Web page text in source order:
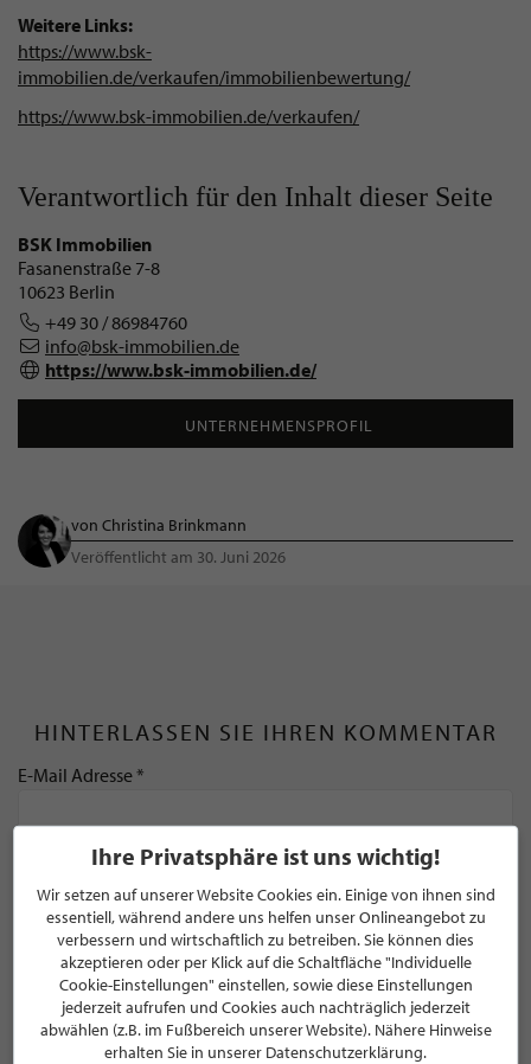
Weitere Links:
https://www.bsk-
immobilien.de/verkaufen/immobilienbewertung/
https://www.bsk-immobilien.de/verkaufen/
Verantwortlich für den Inhalt dieser Seite
BSK Immobilien
Fasanenstraße 7-8
10623 Berlin
+49 30 / 86984760
info@bsk-immobilien.de
https://www.bsk-immobilien.de/
UNTERNEHMENSPROFIL
von Christina Brinkmann
Veröffentlicht am 30. Juni 2026
HINTERLASSEN SIE IHREN KOMMENTAR
E-Mail Adresse *
Kommentar *
Ihre Privatsphäre ist uns wichtig!
Wir setzen auf unserer Website Cookies ein. Einige von ihnen sind
essentiell, während andere uns helfen unser Onlineangebot zu
verbessern und wirtschaftlich zu betreiben. Sie können dies
akzeptieren oder per Klick auf die Schaltfläche "Individuelle
Cookie-Einstellungen" einstellen, sowie diese Einstellungen
jederzeit aufrufen und Cookies auch nachträglich jederzeit
abwählen (z.B. im Fußbereich unserer Website). Nähere Hinweise
erhalten Sie in unserer Datenschutzerklärung.